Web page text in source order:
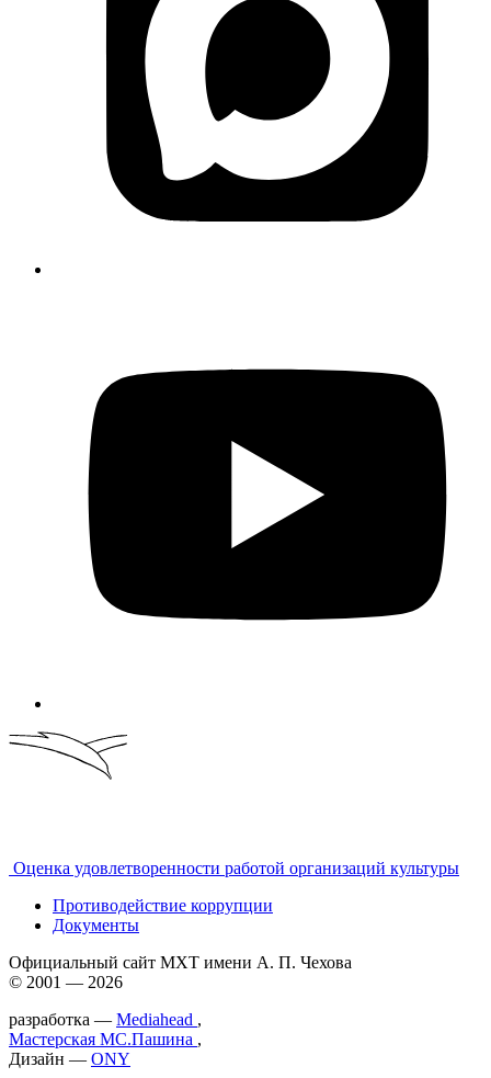
Оценка удовлетворенности работой организаций культуры
Противодействие коррупции
Документы
Официальный сайт МХТ имени А. П. Чехова
© 2001 — 2026
разработка — Mediahead ,
Мастерская МС.Пашина ,
Дизайн — ONY